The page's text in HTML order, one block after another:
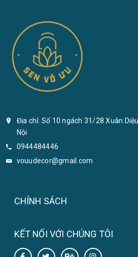
Địa chỉ: Số 10 ngách 31/28 Xuân
Nội
0944484446
vouudecor@gmail.com
CHÍNH SÁCH
KẾT NỐI VỚI CHÚNG TÔI